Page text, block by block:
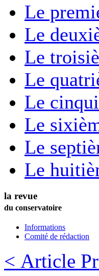
Le
Le
Le
Le
Le
Le
Le
Le
la revue
du conservatoire
Informations
Comité de rédaction
< Article